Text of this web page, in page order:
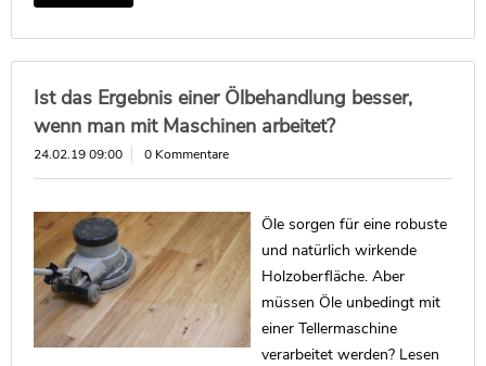
Ist das Ergebnis einer Ölbehandlung besser,
wenn man mit Maschinen arbeitet?
24.02.19 09:00 0 Kommentare
Öle sorgen für eine robuste
und natürlich wirkende
Holzoberfläche. Aber
müssen Öle unbedingt mit
einer Tellermaschine
verarbeitet werden? Lesen